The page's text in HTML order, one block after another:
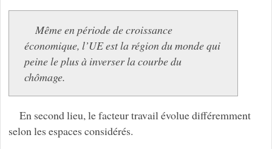
Même en période de croissance
économique, l’UE est la région du monde qui
peine le plus à inverser la courbe du
chômage.
En second lieu, le facteur travail évolue différemment
selon les espaces considérés.